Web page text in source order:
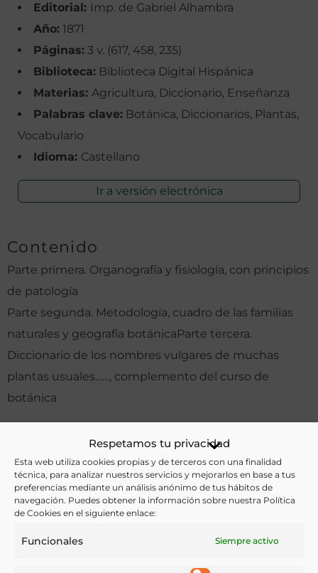
Respetamos tu privacidad
Esta web utiliza cookies propias y de terceros con una finalidad
técnica, para analizar nuestros servicios y mejorarlos en base a tus
preferencias mediante un análisis anónimo de tus hábitos de
navegación. Puedes obtener la información sobre nuestra Política
de Cookies en el siguiente enlace:
Funcionales Siempre activo
Editorial: Imp. de Gabriel Alhambra
Año: 1871
Páginas: 3 v. (617, 458, 235)
Biblioteca: Biblioteca Digital Hispánica
Materias: Agricultura, Diccionario, Enseñanza
Palabras clave: Botánica, Diccionarios, Plantas,
Vocabulario
Idioma: Castellano
Ir a versión electrónica
Contenido
Parte primera. Organografía y fisiología, con principios
de patología
Parte segunda. Metodología, cuadro de las familias
naturales y geografía botánicaParte tercera.
Diccionario de los nombres vulgares de muchas
plantas usuales……, complemento del curso de
botánica
Notas:
2ª ed. corr., reformada e il. con numerosas figuras